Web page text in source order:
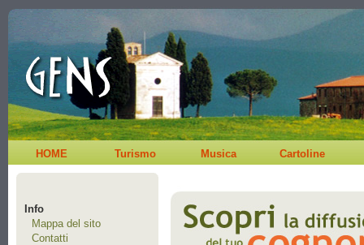
HOME Turismo Musica Cartoline
Info
Mappa del sito
Contatti